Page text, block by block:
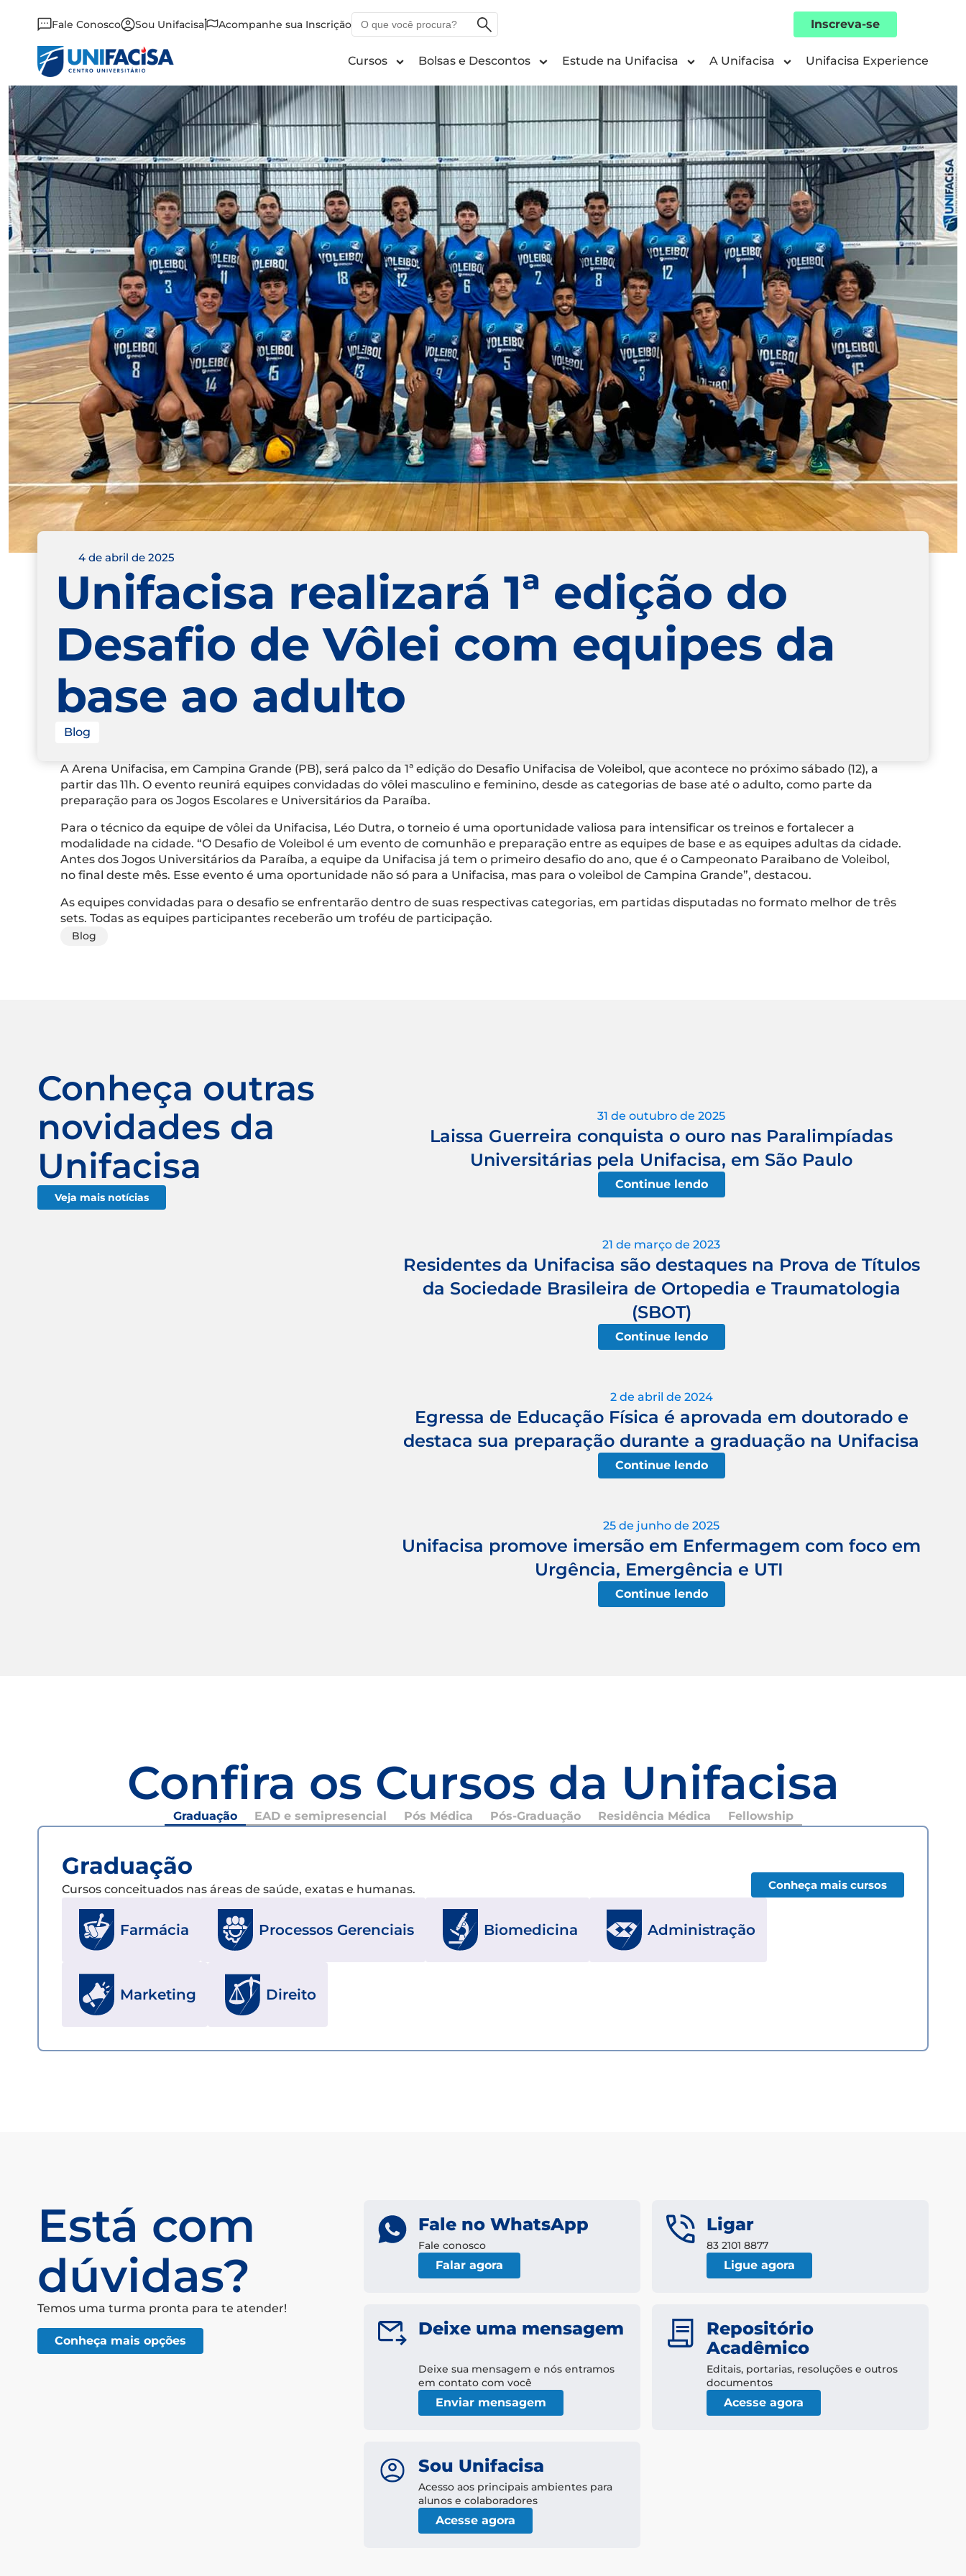
Fale Conosco Sou Unifacisa Acompanhe sua Inscrição
que
procura?
Inscreva-se
Cursos Bolsas e Descontos Estude na Unifacisa A Unifacisa Unifacisa Experience
4 de abril de 2025
Unifacisa realizará 1ª edição do
Desafio de Vôlei com equipes da
base ao adulto
Blog
A Arena Unifacisa, em Campina Grande (PB), será palco da 1ª edição do Desafio Unifacisa de Voleibol, que acontece no próximo sábado (12), a
partir das 11h. O evento reunirá equipes convidadas do vôlei masculino e feminino, desde as categorias de base até o adulto, como parte da
preparação para os Jogos Escolares e Universitários da Paraíba.
Para o técnico da equipe de vôlei da Unifacisa, Léo Dutra, o torneio é uma oportunidade valiosa para intensificar os treinos e fortalecer a
modalidade na cidade. “O Desafio de Voleibol é um evento de comunhão e preparação entre as equipes de base e as equipes adultas da cidade.
Antes dos Jogos Universitários da Paraíba, a equipe da Unifacisa já tem o primeiro desafio do ano, que é o Campeonato Paraibano de Voleibol,
no final deste mês. Esse evento é uma oportunidade não só para a Unifacisa, mas para o voleibol de Campina Grande”, destacou.
As equipes convidadas para o desafio se enfrentarão dentro de suas respectivas categorias, em partidas disputadas no formato melhor de três
sets. Todas as equipes participantes receberão um troféu de participação.
Blog
Conheça outras
novidades da
Unifacisa
Veja mais notícias
31 de outubro de 2025
Laissa Guerreira conquista o ouro nas Paralimpíadas
Universitárias pela Unifacisa, em São Paulo
Continue lendo
21 de março de 2023
Residentes da Unifacisa são destaques na Prova de Títulos
da Sociedade Brasileira de Ortopedia e Traumatologia
(SBOT)
Continue lendo
2 de abril de 2024
Egressa de Educação Física é aprovada em doutorado e
destaca sua preparação durante a graduação na Unifacisa
Continue lendo
25 de junho de 2025
Unifacisa promove imersão em Enfermagem com foco em
Urgência, Emergência e UTI
Continue lendo
Confira os Cursos da Unifacisa
Graduação EAD e semipresencial Pós Médica Pós-Graduação Residência Médica Fellowship
Graduação
Cursos conceituados nas áreas de saúde, exatas e humanas. Conheça mais cursos
Farmácia Processos Gerenciais Biomedicina Administração
Marketing Direito
Está com
dúvidas?
Temos uma turma pronta para te atender!
Conheça mais opções
Fale no WhatsApp
Fale conosco
Falar agora
Ligar
83 2101 8877
Ligue agora
Deixe uma mensagem
Deixe sua mensagem e nós entramos
em contato com você
Enviar mensagem
Repositório
Acadêmico
Editais, portarias, resoluções e outros
documentos
Acesse agora
Sou Unifacisa
Acesso aos principais ambientes para
alunos e colaboradores
Acesse agora